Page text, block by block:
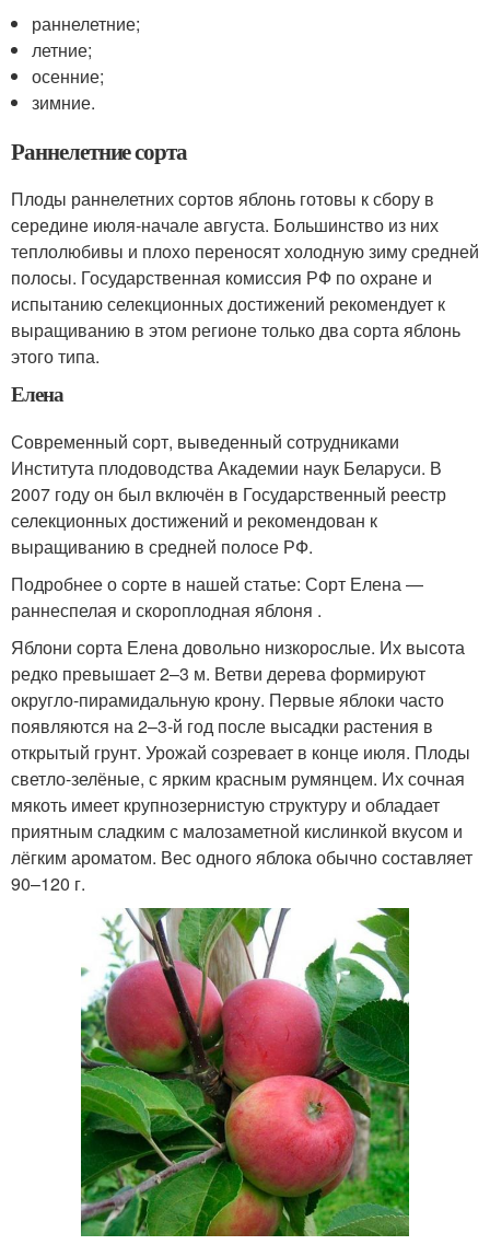
раннелетние;
летние;
осенние;
зимние.
Раннелетние сорта
Плоды раннелетних сортов яблонь готовы к сбору в
середине июля-начале августа. Большинство из них
теплолюбивы и плохо переносят холодную зиму средней
полосы. Государственная комиссия РФ по охране и
испытанию селекционных достижений рекомендует к
выращиванию в этом регионе только два сорта яблонь
этого типа.
Елена
Современный сорт, выведенный сотрудниками
Института плодоводства Академии наук Беларуси. В
2007 году он был включён в Государственный реестр
селекционных достижений и рекомендован к
выращиванию в средней полосе РФ.
Подробнее о сорте в нашей статье: Сорт Елена —
раннеспелая и скороплодная яблоня .
Яблони сорта Елена довольно низкорослые. Их высота
редко превышает 2–3 м. Ветви дерева формируют
округло-пирамидальную крону. Первые яблоки часто
появляются на 2–3-й год после высадки растения в
открытый грунт. Урожай созревает в конце июля. Плоды
светло-зелёные, с ярким красным румянцем. Их сочная
мякоть имеет крупнозернистую структуру и обладает
приятным сладким с малозаметной кислинкой вкусом и
лёгким ароматом. Вес одного яблока обычно составляет
90–120 г.